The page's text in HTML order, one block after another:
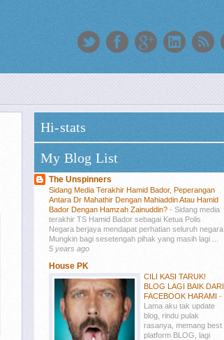
Hi-stats
My Blog List
The Unspinners
Sidang Media Terakhir Hamid Bador, Peperangan
Antara Dr Mahathir Dengan Mahiaddin Atau Hamid
Bador Dengan Hamzah Zainuddin? - Sidang media
terakhir TS Hamid Bador sebagai Ketua Polis
Negara berjaya mendapat perhatian seluruh negara.
Mungkin bagi sesetengah pihak yang masih lagi ...
5 years ago
House PK
CILI KASI TARUK!
BLOG LAGI BAIK DARI
FACEBOOK HARAMI -
Lama aku tak update
blog, rindu pulak
rasanya, memang best
platform BLOG, lagi